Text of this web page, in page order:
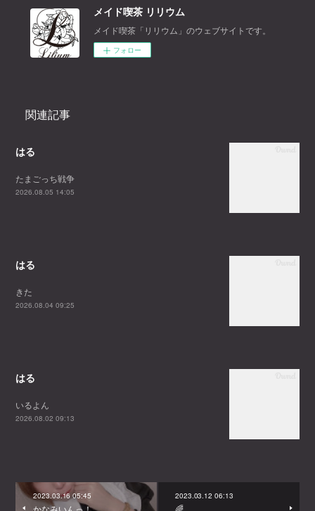
メイド喫茶 リリウム
メイド喫茶「リリウム」のウェブサイトです。
フォロー
関連記事
はる
たまごっち戦争
2026.08.05 14:05
はる
きた
2026.08.04 09:25
はる
いるよん
2026.08.02 09:13
2023.03.16 05:45 2023.03.12 06:13